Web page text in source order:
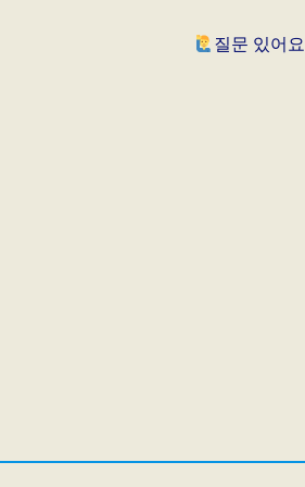
질문 있어요